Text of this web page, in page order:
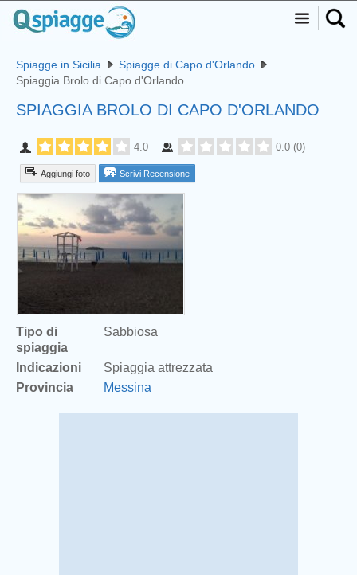
Spiagge in Sicilia
Spiagge di Capo d'Orlando
Spiaggia Brolo di Capo d'Orlando
SPIAGGIA BROLO DI CAPO D'ORLANDO
4.0 0.0 (0)
Aggiungi foto Scrivi Recensione
Tipo di
spiaggia
Sabbiosa
Indicazioni
Spiaggia attrezzata
Provincia
Messina